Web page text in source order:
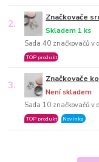
2. Značkovače
Sada 40 značkovačů v
Skladem 1 ks
TOP produkt
3. Značkovače
Sada 10 značkovačů v
Není skladem
TOP produkt Novinka